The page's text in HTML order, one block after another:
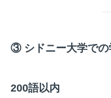
③ シドニー大学で
200語以内